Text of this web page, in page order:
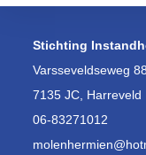
Stichting
Varsseveldseweg 88
7135 JC, Harreveld
06-83271012